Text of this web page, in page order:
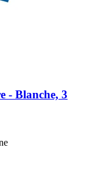
-​ Blanche, 3